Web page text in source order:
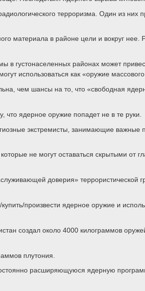
терроризма. Один из них
материала в районе цели и вокруг нее.
густонаселенных районах может
использоваться как «оружие
чем шансы на то, что «свободная
что ядерное оружие попадет не в те руки.
экстремисты, занимающие важные
не могут оставаться скрытыми от
доверия» террористической
произвести ядерное оружие и
создал около 4000 килограммов
плутония.
расширяющуюся ядерную